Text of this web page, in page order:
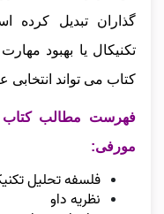
گذاران تبدیل کرده
تکنیکال یا بهبود
کتاب می‌ تواند انتخابی
فهرست مطالب کتاب
مورفی:
فلسفه تحلیل
نظریه داو